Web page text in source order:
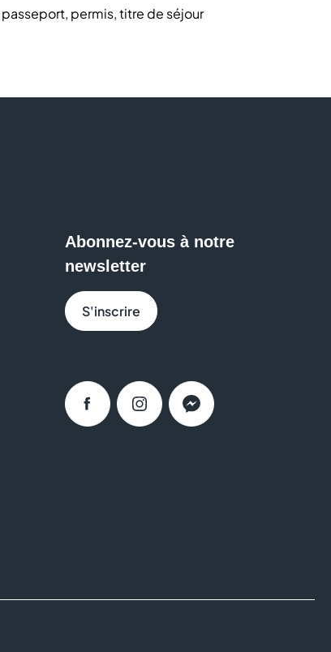
permis, titre de séjour
Abonnez-vous à notre
newsletter
S'inscrire
FacebookInstagramMessenger